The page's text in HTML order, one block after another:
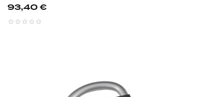
Prix
93,40 €